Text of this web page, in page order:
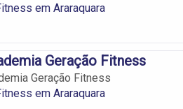
em Araraquara
Geração Fitness
Geração Fitness
em Araraquara